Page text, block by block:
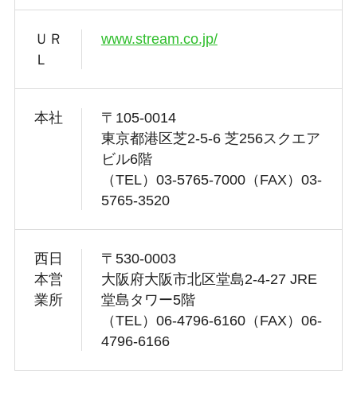
ＵＲ
Ｌ
www.stream.co.jp/
本社
〒105-0014
東京都港区芝2-5-6 芝256スクエア
ビル6階
（TEL）03-5765-7000（FAX）03-
5765-3520
西日
本営
業所
〒530-0003
大阪府大阪市北区堂島2-4-27 JRE
堂島タワー5階
（TEL）06-4796-6160（FAX）06-
4796-6166